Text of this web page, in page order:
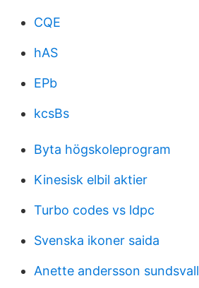
CQE
hAS
EPb
kcsBs
Byta högskoleprogram
Kinesisk elbil aktier
Turbo codes vs ldpc
Svenska ikoner saida
Anette andersson sundsvall